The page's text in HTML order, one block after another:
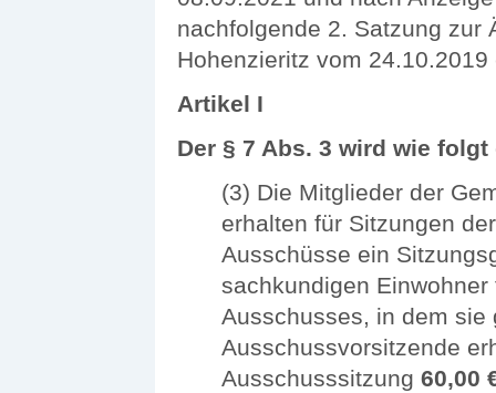
nachfolgende 2. Satzung zur
Hohenzieritz vom 24.10.2019
Artikel I
Der § 7 Abs. 3 wird wie
(3) Die Mitglieder der
erhalten für Sitzungen
Ausschüsse ein
sachkundigen
Ausschusses, in dem sie
Ausschussvorsitzende
Ausschusssitzung 60,00